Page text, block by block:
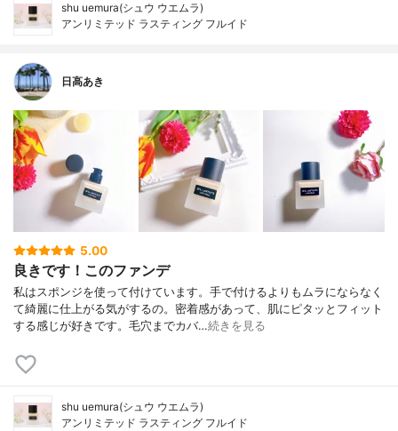
shu uemura(シュウ ウエムラ)
アンリミテッド ラスティング フルイド
日高あき
5.00
良きです！このファンデ
私はスポンジを使って付けています。手で付けるよりもムラにならなく
て綺麗に仕上がる気がするの。密着感があって、肌にピタッとフィット
する感じが好きです。毛穴までカバ…続きを見る
shu uemura(シュウ ウエムラ)
アンリミテッド ラスティング フルイド